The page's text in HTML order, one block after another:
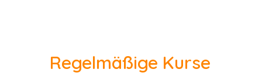
Regelmäßige Kurse